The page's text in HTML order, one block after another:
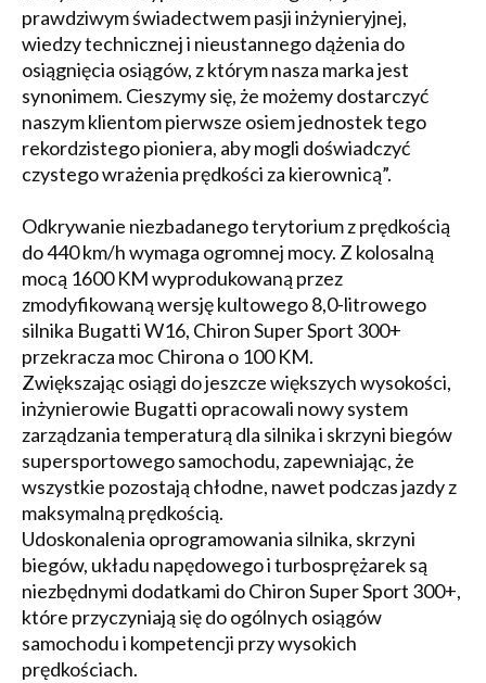
prawdziwym świadectwem pasji inżynieryjnej,
wiedzy technicznej i nieustannego dążenia do
osiągnięcia osiągów, z którym nasza marka jest
synonimem. Cieszymy się, że możemy dostarczyć
naszym klientom pierwsze osiem jednostek tego
rekordzistego pioniera, aby mogli doświadczyć
czystego wrażenia prędkości za kierownicą”.
Odkrywanie niezbadanego terytorium z prędkością
do 440 km/h wymaga ogromnej mocy. Z kolosalną
mocą 1600 KM wyprodukowaną przez
zmodyfikowaną wersję kultowego 8,0-litrowego
silnika Bugatti W16, Chiron Super Sport 300+
przekracza moc Chirona o 100 KM.
Zwiększając osiągi do jeszcze większych wysokości,
inżynierowie Bugatti opracowali nowy system
zarządzania temperaturą dla silnika i skrzyni biegów
supersportowego samochodu, zapewniając, że
wszystkie pozostają chłodne, nawet podczas jazdy z
maksymalną prędkością.
Udoskonalenia oprogramowania silnika, skrzyni
biegów, układu napędowego i turbosprężarek są
niezbędnymi dodatkami do Chiron Super Sport 300+,
które przyczyniają się do ogólnych osiągów
samochodu i kompetencji przy wysokich
prędkościach.